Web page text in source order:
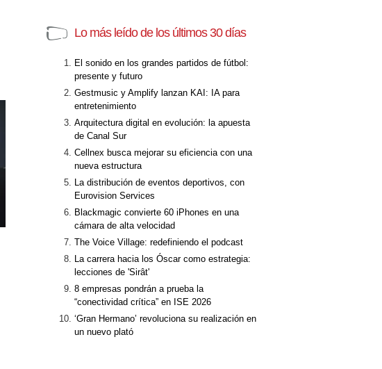
Lo más leído de los últimos 30 días
El sonido en los grandes partidos de fútbol:
presente y futuro
Gestmusic y Amplify lanzan KAI: IA para
entretenimiento
Arquitectura digital en evolución: la apuesta
de Canal Sur
Cellnex busca mejorar su eficiencia con una
nueva estructura
La distribución de eventos deportivos, con
Eurovision Services
Blackmagic convierte 60 iPhones en una
cámara de alta velocidad
The Voice Village: redefiniendo el podcast
La carrera hacia los Óscar como estrategia:
lecciones de 'Sirât'
8 empresas pondrán a prueba la
“conectividad crítica” en ISE 2026
‘Gran Hermano’ revoluciona su realización en
un nuevo plató